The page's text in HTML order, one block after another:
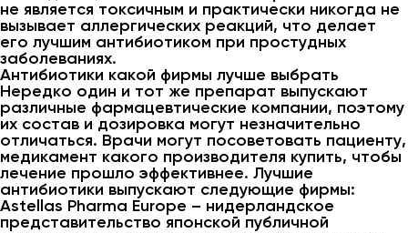
не является токсичным и практически никогда не
вызывает аллергических реакций, что делает
его лучшим антибиотиком при простудных
заболеваниях.
Антибиотики какой фирмы лучше выбрать
Нередко один и тот же препарат выпускают
различные фармацевтические компании, поэтому
их состав и дозировка могут незначительно
отличаться. Врачи могут посоветовать пациенту,
медикамент какого производителя купить, чтобы
лечение прошло эффективнее. Лучшие
антибиотики выпускают следующие фирмы:
Astellas Pharma Europe – нидерландское
представительство японской публичной